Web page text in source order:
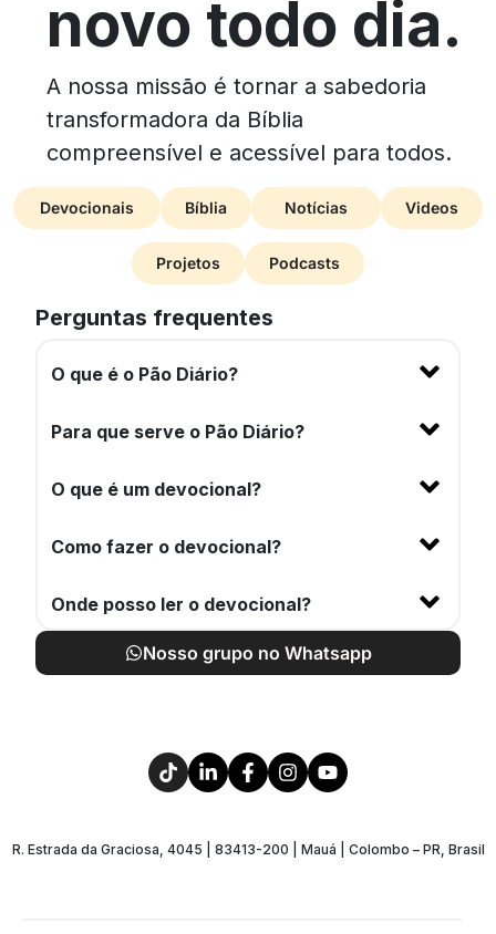
novo todo dia.
A nossa missão é tornar a sabedoria
transformadora da Bíblia
compreensível e acessível para todos.
Devocionais Bíblia Notícias Videos
Projetos Podcasts
Perguntas frequentes
O que é o Pão Diário?
Para que serve o Pão Diário?
O que é um devocional?
Como fazer o devocional?
Onde posso ler o devocional?
Nosso grupo no Whatsapp
R. Estrada da Graciosa, 4045 | 83413-200 | Mauá | Colombo – PR, Brasil